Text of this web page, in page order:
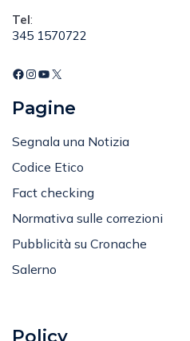
Tel:
345 1570722
Pagine
Segnala una Notizia
Codice Etico
Fact checking
Normativa sulle correzioni
Pubblicità su Cronache
Salerno
Policy